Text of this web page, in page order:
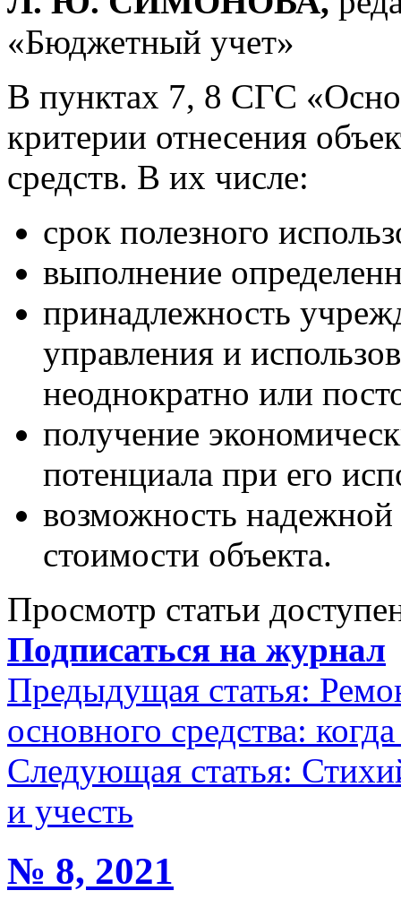
«Бюджетный учет»
В пунктах 7, 8 СГС
критерии отнесения
средств. В их числе:
срок полезного
выполнение
принадлежность
управления и
неоднократно или
получение
потенциала при его
возможность
стоимости объекта.
Просмотр статьи
Подписаться на журнал
Предыдущая статья:
основного средства:
Следующая статья:
и учесть
№ 8, 2021